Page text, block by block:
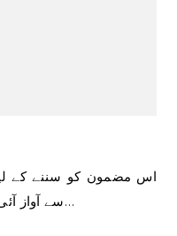
اس مضمون کو سننے کے لیے پلے کو دبائیں۔ مصنوعی ذہانت
سے آواز آئی۔ لندن – برطانیہ کی حکومت اتوار…